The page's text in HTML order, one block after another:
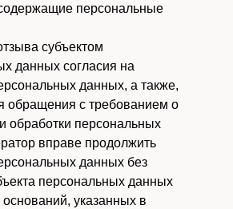
персональные
субъектом
данных согласия на
данных, а также,
обращения с требованием о
обработки персональных
вправе продолжить
данных без
персональных данных
указанных в